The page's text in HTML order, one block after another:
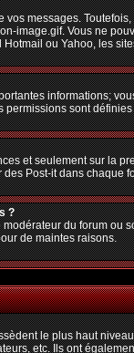
messages.
image.gif. Vous ne
ou Yahoo, les
informations;
sont
et seulement sur la
Post-it dans chaque
?
du forum ou
de maintes raisons.
le plus haut
etc. Ils ont